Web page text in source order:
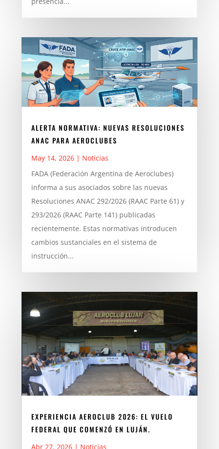
ALERTA NORMATIVA: NUEVAS RESOLUCIONES
ANAC PARA AEROCLUBES
May 14, 2026| Noticias
FADA (Federación Argentina de Aeroclubes)
informa a sus asociados sobre las nuevas
Resoluciones ANAC 292/2026 (RAAC Parte 61) y
293/2026 (RAAC Parte 141) publicadas
recientemente. Estas normativas introducen
cambios sustanciales en el sistema de
instrucción...
EXPERIENCIA AEROCLUB 2026: EL VUELO
FEDERAL QUE COMENZÓ EN LUJÁN.
Abr 27, 2026| Noticias